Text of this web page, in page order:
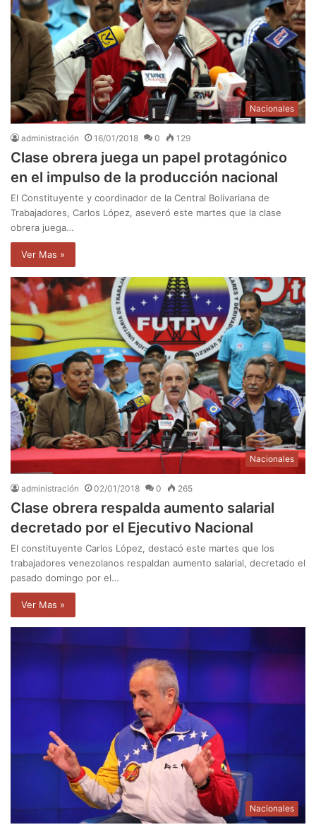
Nacionales
administración 16/01/2018 0 129
Clase obrera juega un papel protagónico
en el impulso de la producción nacional
El Constituyente y coordinador de la Central Bolivariana de
Trabajadores, Carlos López, aseveró este martes que la clase
obrera juega…
Ver Mas »
Nacionales
administración 02/01/2018 0 265
Clase obrera respalda aumento salarial
decretado por el Ejecutivo Nacional
El constituyente Carlos López, destacó este martes que los
trabajadores venezolanos respaldan aumento salarial, decretado el
pasado domingo por el…
Ver Mas »
Nacionales